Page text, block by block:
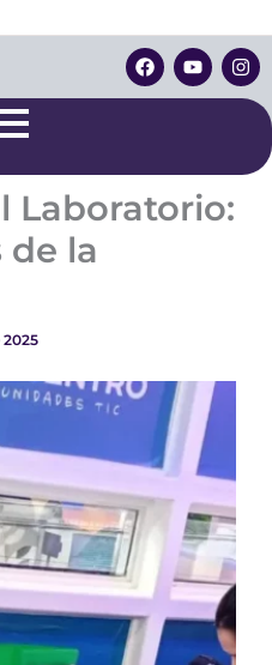
F
a
c
o
Y
o
u
e
I
n
s
r
Laboratorio:
de la